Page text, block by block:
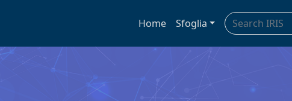
Home Sfoglia